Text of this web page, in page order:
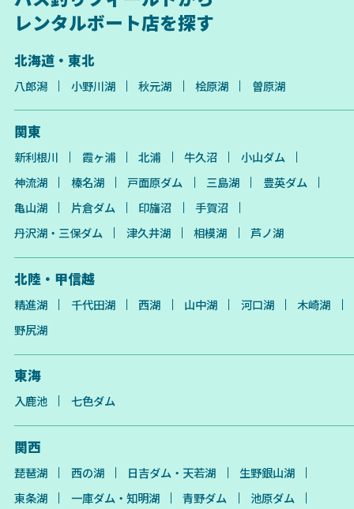
レンタルボート店を探す
北海道・東北
八郎潟 小野川湖 秋元湖 桧原湖 曽原湖
関東
新利根川 霞ヶ浦 北浦 牛久沼
小山ダム
神流湖
榛名湖 戸面原ダム 三島湖
豊英ダム
亀山湖
片倉ダム 印旛沼
手賀沼
丹沢湖・三保ダム
津久井湖 相模湖 芦ノ湖
北陸・甲信越
精進湖 千代田湖 西湖 山中湖 河口湖
木崎湖
野尻湖
東海
入鹿池 七色ダム
関西
琵琶湖 西の湖 日吉ダム・天若湖
生野銀山湖
東条湖
一庫ダム・知明湖 青野ダム
池原ダム